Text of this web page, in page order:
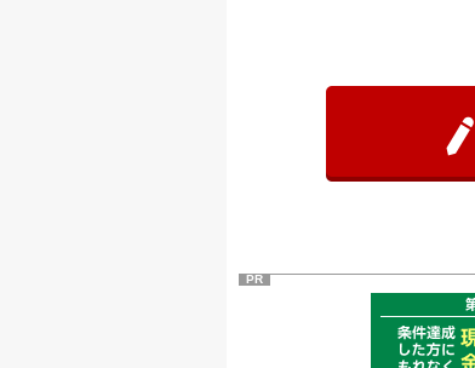
PR